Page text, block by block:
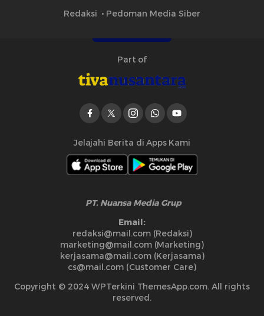
Redaksi Pedoman Media Siber
Part of
Jelajahi Berita di Apps Kami
PT. Nuansa Media Grup
Email:
redaksi@mail.com (Redaksi)
marketing@mail.com (Marketing)
kerjasama@mail.com (Kerjasama)
cs@mail.com (Customer Care)
Copyright © 2024 WPTerkini ThemesApp.com. All rights
reserved.